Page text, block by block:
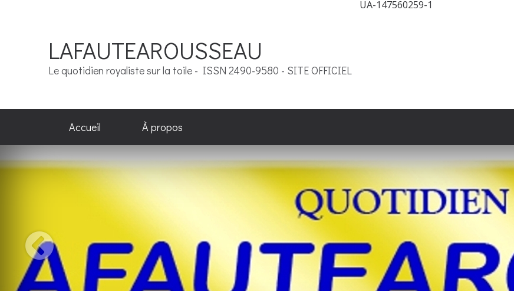
UA-147560259-1
LAFAUTEAROUSSEAU
Le quotidien royaliste sur la toile - ISSN 2490-9580 - SITE OFFICIEL
Accueil À propos